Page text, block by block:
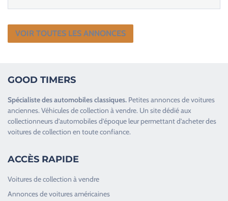
VOIR TOUTES LES ANNONCES
GOOD TIMERS
Spécialiste desautomobiles classiques. Petites annonces devoitures
anciennes.Véhicules de collection à vendre. Un site dédié aux
collectionneurs d’automobiles d’époque leur permettant d’acheter des
voitures de collection en toute confiance.
ACCÈS RAPIDE
Voitures de collection à vendre
Annonces de voitures américaines